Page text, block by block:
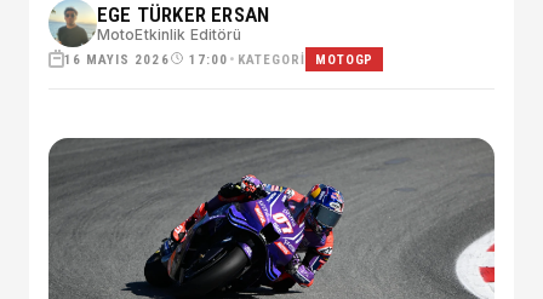
EGE TÜRKER ERSAN
MotoEtkinlik Editörü
16 MAYIS 2026 17:00 • KATEGORI MOTOGP